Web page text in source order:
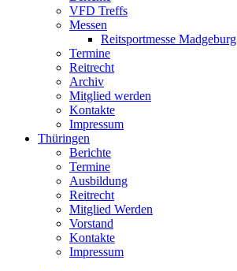
VFD Treffs
Messen
Reitsportmesse Madgeburg
Termine
Reitrecht
Archiv
Mitglied werden
Kontakte
Impressum
Thüringen
Berichte
Termine
Ausbildung
Reitrecht
Mitglied Werden
Vorstand
Kontakte
Impressum